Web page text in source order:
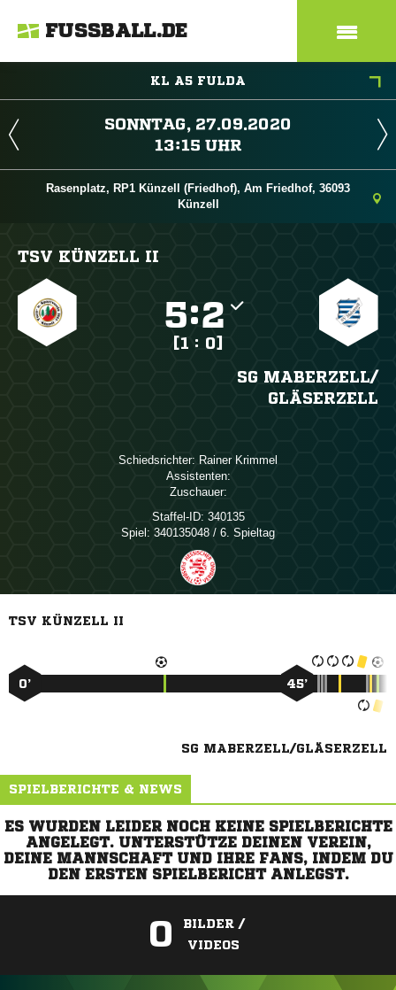
FUSSBALL.DE
KL A5 FULDA
 
 
Rasenplatz, RP1 Künzell (Friedhof), Am Friedhof, 36093
Künzell
TSV KÜNZELL II
:
[1 : 0]
SG MABERZELL/​
GLÄSERZELL
Schiedsrichter:  
Assistenten:
Zuschauer:
Staffel-ID: 340135
Spiel: 340135048 / 6. Spieltag
TSV KÜNZELL II
0’ 45’
SG MABERZELL/GLÄSERZELL
SPIELBERICHTE & NEWS
ES WURDEN LEIDER NOCH KEINE SPIELBERICHTE
ANGELEGT. UNTERSTÜTZE DEINEN VEREIN,
DEINE MANNSCHAFT UND IHRE FANS, INDEM DU
DEN ERSTEN SPIELBERICHT ANLEGST.
0
BILDER /
VIDEOS